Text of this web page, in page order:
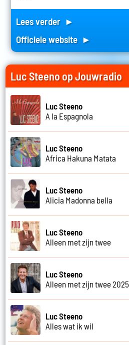
Lees verder ►
Officiele website ►
Luc Steeno op Jouwradio
Luc Steeno
A la Espagnola
Luc Steeno
Africa Hakuna Matata
Luc Steeno
Alicia Madonna bella
Luc Steeno
Alleen met zijn twee
Luc Steeno
Alleen met zijn twee 2025
Luc Steeno
Alles wat ik wil